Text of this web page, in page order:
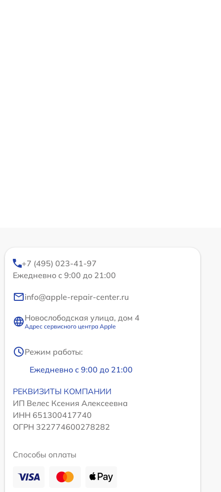
+7 (495) 023-41-97
Ежедневно с 9:00 до 21:00
info@apple-repair-center.ru
Новослободская улица, дом 4
Адрес сервисного центра Apple
Режим работы:
Ежедневно с 9:00 до 21:00
РЕКВИЗИТЫ КОМПАНИИ
ИП Велес Ксения Алексеевна
ИНН 651300417740
ОГРН 322774600278282
Способы оплаты